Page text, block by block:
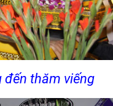
đến thăm viếng